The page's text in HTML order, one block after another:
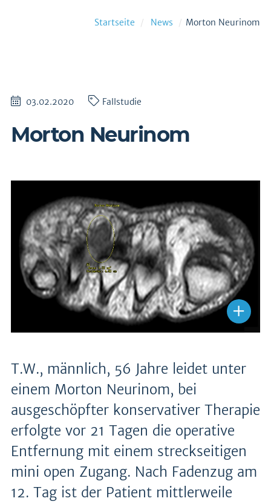
Startseite News Morton Neurinom
03.02.2020 Fallstudie
Morton Neurinom
T.W., männlich, 56 Jahre leidet unter
einem Morton Neurinom, bei
ausgeschöpfter konservativer Therapie
erfolgte vor 21 Tagen die operative
Entfernung mit einem streckseitigen
mini open Zugang. Nach Fadenzug am
12. Tag ist der Patient mittlerweile